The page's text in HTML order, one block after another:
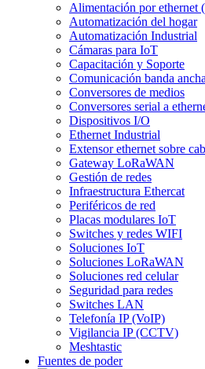
Alimentación por ethernet
Automatización del hogar
Automatización Industrial
Cámaras para IoT
Capacitación y Soporte
Comunicación banda ancha
Conversores de medios
Conversores serial a
Dispositivos I/O
Ethernet Industrial
Extensor ethernet sobre
Gateway LoRaWAN
Gestión de redes
Infraestructura Ethercat
Periféricos de red
Placas modulares IoT
Switches y redes WIFI
Soluciones IoT
Soluciones LoRaWAN
Soluciones red celular
Seguridad para redes
Switches LAN
Telefonía IP (VoIP)
Vigilancia IP (CCTV)
Meshtastic
Fuentes de poder